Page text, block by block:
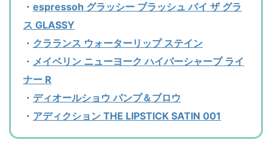
・ espressoh グラッシー ブラッシュ バイ ザ グラ
ス GLASSY
・ クラランス ウォーターリップ ステイン
・ メイベリン ニューヨーク ハイパーシャープ ライ
ナー R
・ ディオールショウ パンプ＆ブロウ
・ アディクション THE LIPSTICK SATIN 001